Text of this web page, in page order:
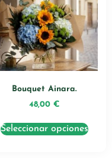
Bouquet Ainara.
48,00 €
Seleccionar opciones